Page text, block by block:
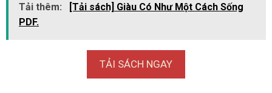
Tải thêm:
[Tải sách] Giàu Có Như Một Cách Sống
PDF.
TẢI SÁCH NGAY